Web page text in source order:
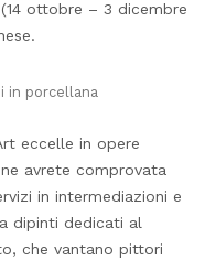
ottobre – 3 dicembre
in porcellana
eccelle in opere
avrete comprovata
in intermediazioni e
dipinti dedicati al
che vantano pittori